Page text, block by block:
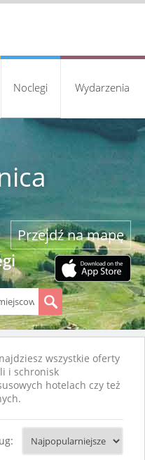
Noclegi Wydarzenia
Przejdź na mapę
wszystkie oferty
i schronisk
hotelach czy też